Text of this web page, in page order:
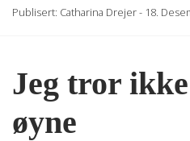
Publisert: Catharina Drejer- 18.
Jeg tror
øyne